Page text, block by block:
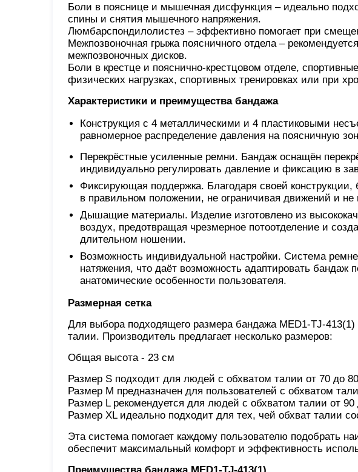
Боли в пояснице и мышечная дисфункция – идеально
спины и снятия мышечного напряжения.
Люмбарспондилолистез – эффективно помогает при
Межпозвоночная грыжа поясничного отдела –
межпозвоночных дисков.
Боли в крестце и пояснично-крестцовом отделе,
физических нагрузках, спортивных тренировках или при
Характеристики и преимущества бандажа
Конструкция с 4 металлическими и 4 пластиковыми
равномерное распределение давления на поясничную
Перекрёстные усиленные ремни. Бандаж оснащён
индивидуально регулировать давление и фиксацию в
Фиксирующая поддержка. Благодаря своей
в правильном положении, не ограничивая движений и
Дышащие материалы. Изделие изготовлено из
воздух, предотвращая чрезмерное потоотделение и
длительном ношении.
Возможность индивидуальной настройки. Система
натяжения, что даёт возможность адаптировать бандаж
анатомические особенности пользователя.
Размерная сетка
Для выбора подходящего размера бандажа MED1-TJ-
талии. Производитель предлагает несколько размеров:
Общая высота - 23 см
Размер S подходит для людей с обхватом талии от 70 до
Размер M предназначен для пользователей с обхватом
Размер L рекомендуется для людей с обхватом талии от
Размер XL идеально подходит для тех, чей обхват талии
Эта система помогает каждому пользователю подобрать
обеспечит максимальный комфорт и эффективность
Преимущества бандажа MED1-TJ-413(1)